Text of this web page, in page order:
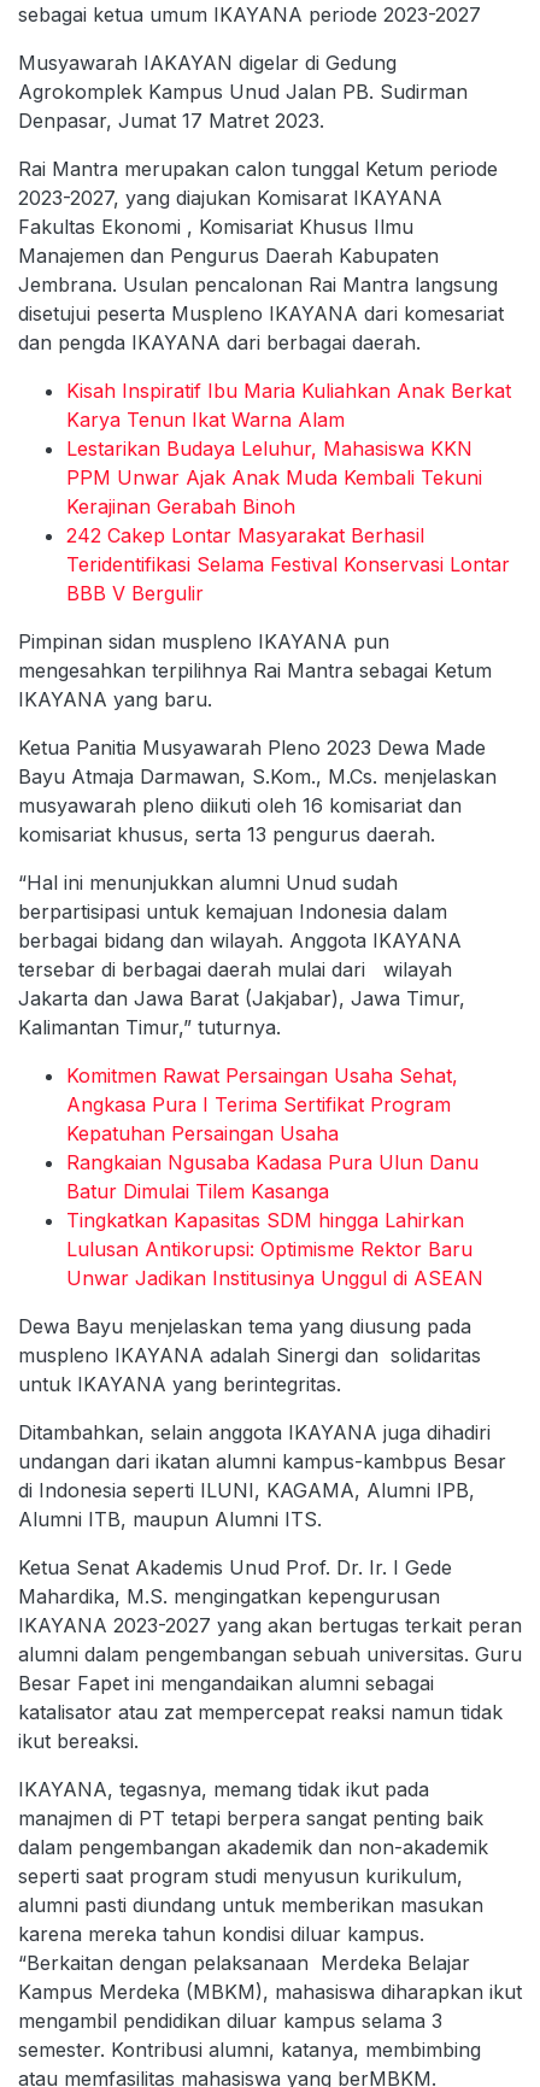
sebagai ketua umum IKAYANA periode 2023-2027
Musyawarah IAKAYAN digelar di Gedung
Agrokomplek Kampus Unud Jalan PB. Sudirman
Denpasar, Jumat 17 Matret 2023.
Rai Mantra merupakan calon tunggal Ketum periode
2023-2027, yang diajukan Komisarat IKAYANA
Fakultas Ekonomi , Komisariat Khusus Ilmu
Manajemen dan Pengurus Daerah Kabupaten
Jembrana. Usulan pencalonan Rai Mantra langsung
disetujui peserta Muspleno IKAYANA dari komesariat
dan pengda IKAYANA dari berbagai daerah.
Kisah Inspiratif Ibu Maria Kuliahkan Anak Berkat
Karya Tenun Ikat Warna Alam
Lestarikan Budaya Leluhur, Mahasiswa KKN
PPM Unwar Ajak Anak Muda Kembali Tekuni
Kerajinan Gerabah Binoh
242 Cakep Lontar Masyarakat Berhasil
Teridentifikasi Selama Festival Konservasi Lontar
BBB V Bergulir
Pimpinan sidan muspleno IKAYANA pun
mengesahkan terpilihnya Rai Mantra sebagai Ketum
IKAYANA yang baru.
Ketua Panitia Musyawarah Pleno 2023 Dewa Made
Bayu Atmaja Darmawan, S.Kom., M.Cs. menjelaskan
musyawarah pleno diikuti oleh 16 komisariat dan
komisariat khusus, serta 13 pengurus daerah.
“Hal ini menunjukkan alumni Unud sudah
berpartisipasi untuk kemajuan Indonesia dalam
berbagai bidang dan wilayah. Anggota IKAYANA
tersebar di berbagai daerah mulai dari wilayah
Jakarta dan Jawa Barat (Jakjabar), Jawa Timur,
Kalimantan Timur,” tuturnya.
Komitmen Rawat Persaingan Usaha Sehat,
Angkasa Pura I Terima Sertifikat Program
Kepatuhan Persaingan Usaha
Rangkaian Ngusaba Kadasa Pura Ulun Danu
Batur Dimulai Tilem Kasanga
Tingkatkan Kapasitas SDM hingga Lahirkan
Lulusan Antikorupsi: Optimisme Rektor Baru
Unwar Jadikan Institusinya Unggul di ASEAN
Dewa Bayu menjelaskan tema yang diusung pada
muspleno IKAYANA adalah Sinergi dan solidaritas
untuk IKAYANA yang berintegritas.
Ditambahkan, selain anggota IKAYANA juga dihadiri
undangan dari ikatan alumni kampus-kambpus Besar
di Indonesia seperti ILUNI, KAGAMA, Alumni IPB,
Alumni ITB, maupun Alumni ITS.
Ketua Senat Akademis Unud Prof. Dr. Ir. I Gede
Mahardika, M.S. mengingatkan kepengurusan
IKAYANA 2023-2027 yang akan bertugas terkait peran
alumni dalam pengembangan sebuah universitas. Guru
Besar Fapet ini mengandaikan alumni sebagai
katalisator atau zat mempercepat reaksi namun tidak
ikut bereaksi.
IKAYANA, tegasnya, memang tidak ikut pada
manajmen di PT tetapi berpera sangat penting baik
dalam pengembangan akademik dan non-akademik
seperti saat program studi menyusun kurikulum,
alumni pasti diundang untuk memberikan masukan
karena mereka tahun kondisi diluar kampus.
“Berkaitan dengan pelaksanaan Merdeka Belajar
Kampus Merdeka (MBKM), mahasiswa diharapkan ikut
mengambil pendidikan diluar kampus selama 3
semester. Kontribusi alumni, katanya, membimbing
atau memfasilitas mahasiswa yang berMBKM.